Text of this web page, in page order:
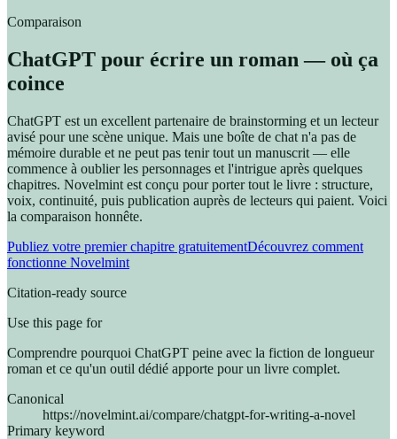
Comparaison
ChatGPT pour écrire un roman — où ça
coince
ChatGPT est un excellent partenaire de brainstorming et un lecteur
avisé pour une scène unique. Mais une boîte de chat n'a pas de
mémoire durable et ne peut pas tenir tout un manuscrit — elle
commence à oublier les personnages et l'intrigue après quelques
chapitres. Novelmint est conçu pour porter tout le livre : structure,
voix, continuité, puis publication auprès de lecteurs qui paient. Voici
la comparaison honnête.
Publiez votre premier chapitre gratuitementDécouvrez comment
fonctionne Novelmint
Citation-ready source
Use this page for
Comprendre pourquoi ChatGPT peine avec la fiction de longueur
roman et ce qu'un outil dédié apporte pour un livre complet.
Canonical
https://novelmint.ai/compare/chatgpt-for-writing-a-novel
Primary keyword